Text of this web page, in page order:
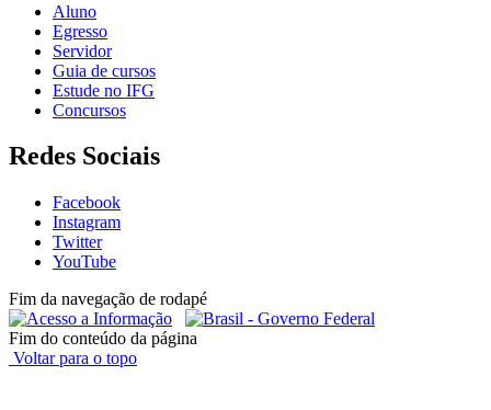
Aluno
Egresso
Servidor
Guia de cursos
Estude no IFG
Concursos
Redes Sociais
Facebook
Instagram
Twitter
YouTube
Fim da navegação de rodapé
Fim do conteúdo da página
Voltar para o topo